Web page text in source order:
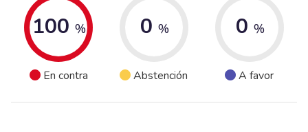
100 %
En contra
0 %
Abstención
0 %
A favor